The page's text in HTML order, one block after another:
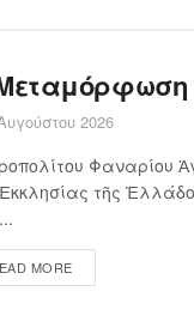
2026
Φαναρίου
τῆς
MORE